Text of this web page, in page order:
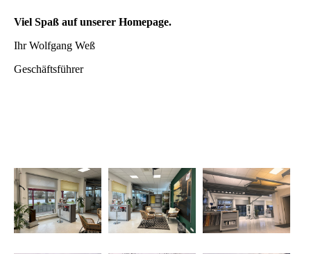
Viel Spaß auf unserer Homepage.
Ihr Wolfgang Weß
Geschäftsführer